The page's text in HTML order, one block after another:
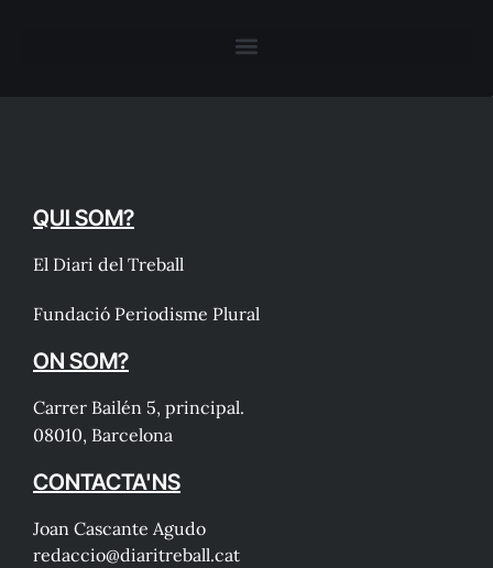
QUI SOM?
El Diari del Treball
Fundació Periodisme Plural
ON SOM?
Carrer Bailén 5, principal.
08010, Barcelona
CONTACTA'NS
Joan Cascante Agudo
redaccio@diaritreball.cat